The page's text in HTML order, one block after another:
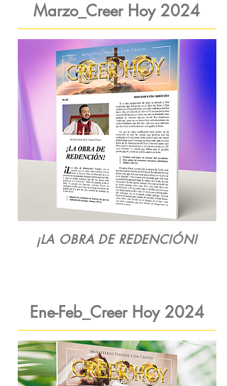
Marzo_Creer Hoy 2024
¡LA OBRA DE REDENCIÓN!
Ene-Feb_Creer Hoy 2024